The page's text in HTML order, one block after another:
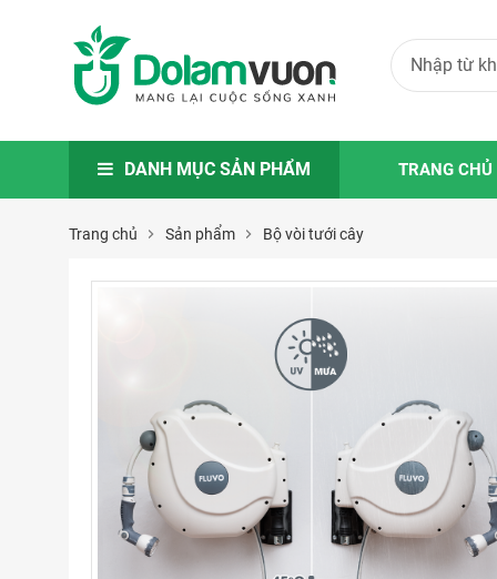
DANH MỤC SẢN PHẨM TRANG CHỦ
Trang chủ Sản phẩm Bộ vòi tưới cây